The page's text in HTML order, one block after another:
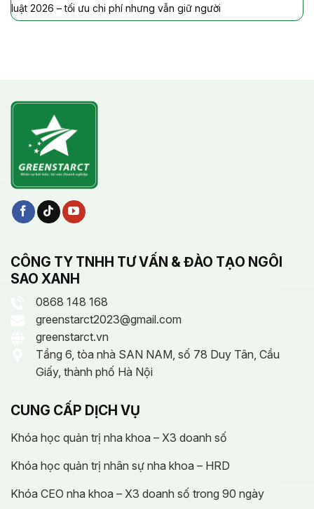
luật 2026 – tối ưu chi phí nhưng vẫn giữ người
CÔNG TY TNHH TƯ VẤN & ĐÀO TẠO NGÔI
SAO XANH
0868 148 168
greenstarct2023@gmail.com
greenstarct.vn
Tầng 6, tòa nhà SAN NAM, số 78 Duy Tân, Cầu
Giấy, thành phố Hà Nội
CUNG CẤP DỊCH VỤ
Khóa học quản trị nha khoa – X3 doanh số
Khóa học quản trị nhân sự nha khoa – HRD
Khóa CEO nha khoa – X3 doanh số trong 90 ngày